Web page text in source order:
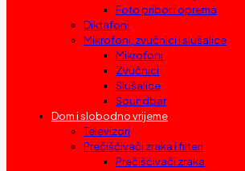
Foto pribor i oprema
Diktafoni
Mikrofoni, zvučnici i slušalice
Mikrofoni
Zvučnici
Slušalice
Soundbar
Dom i slobodno vrijeme
Televizori
Prečišćivači zraka i filteri
Prečišćivači zraka